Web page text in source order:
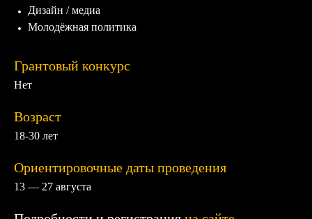
Дизайн / медиа
Молодёжная политика
Грантовый конкурс
Нет
Возраст
18-30 лет
Ориентировочные даты проведения
13 — 27 августа